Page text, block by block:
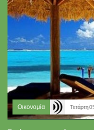
Οικονομία Τετάρτη